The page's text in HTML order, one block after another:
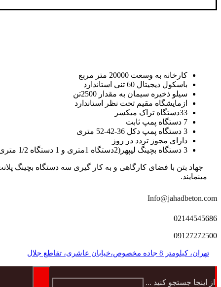
کارخانه به وسعت 20000 متر مربع
باسکول دیجیتال 60 تنی استاندارد
سیلو ذخیره سیمان به مقدار 2500تن
ازمایشگاه مقیم تحت نظر استاندارد
33دستگاه تراک میکسر
7 دستگاه پمپ ثابت
3 دستگاه پمپ دکل 36-42-52 متری
دارای مجوز تردد در روز
3 دستگاه بچینگ لیپهر(2دستگاه 1متری و 1 دستگاه 1/2 متری با توان تولید 150 متر مکعب در ساعت)
مینمایند.
Info@jahadbeton.com
02144545686
09127272500
تهران، کیلومتر 8 جاده مخصوص،خیابان عاشری، تقاطع جلال
از اینجا جستجو کنید ...